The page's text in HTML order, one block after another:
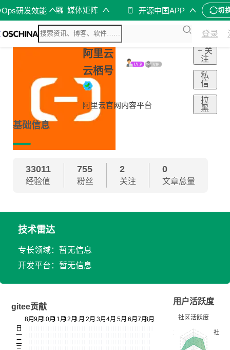
研发效能 媒体矩阵 开源中国APP 切
登录
阿里云
云栖号
阿里云官网内容平台
+ 关
注
私
信
拉
黑
基础信息
33011
经验值
755
粉丝
2
关注
0
文章总量
技术雷达
专长领域：暂无信息
开发平台：暂无信息
gitee贡献
用户活跃度